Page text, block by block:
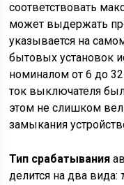
соответствовать
может выдержать
указывается на
бытовых установок
номиналом от 6 до
ток выключателя
этом не слишком
замыкания
Тип срабатывания
делится на два вида: